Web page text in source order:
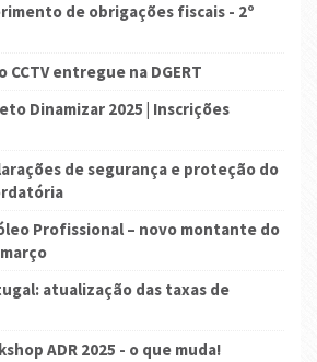
de obrigações fiscais - 2º
CCTV entregue na DGERT
Dinamizar 2025 | Inscrições
de segurança e proteção do
Profissional – novo montante do
atualização das taxas de
ADR 2025 - o que muda!